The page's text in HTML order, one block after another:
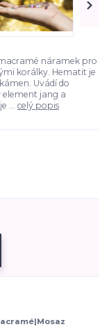
náramek pro
korálky. Hematit je
Uvádí do
element jang a
... celý popis